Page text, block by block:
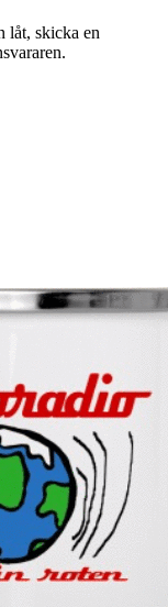
låt, skicka en